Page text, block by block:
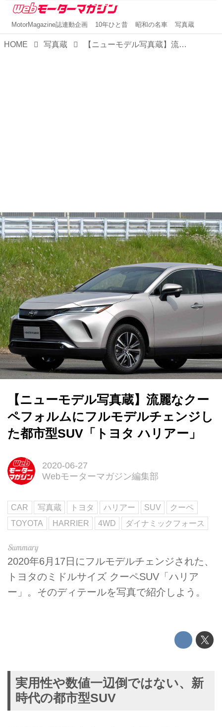
MotorMagazine誌連動企画 10年ひと昔 昭和の名車 写真蔵
HOME 写真蔵 【ニューモデル写真蔵】流麗なクーペフォルムにフルモデルチェンジした都市型SUV「トヨタ ハリアー」
【ニューモデル写真蔵】流麗なクー
ペフォルムにフルモデルチェンジし
た都市型SUV「トヨタ ハリアー」
2020-06-27
Webモーターマガジン編集部
CAR 写真蔵 トヨタ ハリアー SUV
クーペ
TOYOTA
HARRIER 4WD ダイナミックフォース
2020年6月17日にフルモデルチェンジされた、
トヨタのミドルサイズ クーペSUV「ハリア
ー」。そのディテールを写真で紹介しよう。
実用性や数値一辺倒ではない、新
時代の都市型SUV